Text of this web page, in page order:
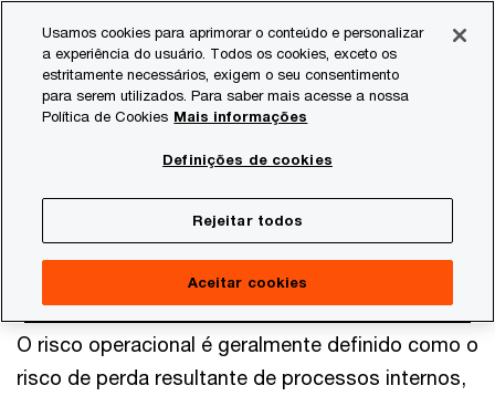
content
footer
Consultoria
Risco operacional
O risco operacional é geralmente definido como o
risco de perda resultante de processos internos,
Usamos cookies para aprimorar o conteúdo e personalizar
a experiência do usuário. Todos os cookies, exceto os
estritamente necessários, exigem o seu consentimento
para serem utilizados. Para saber mais acesse a nossa
Política de Cookies Mais informações
Definições de cookies
Rejeitar todos
Aceitar cookies